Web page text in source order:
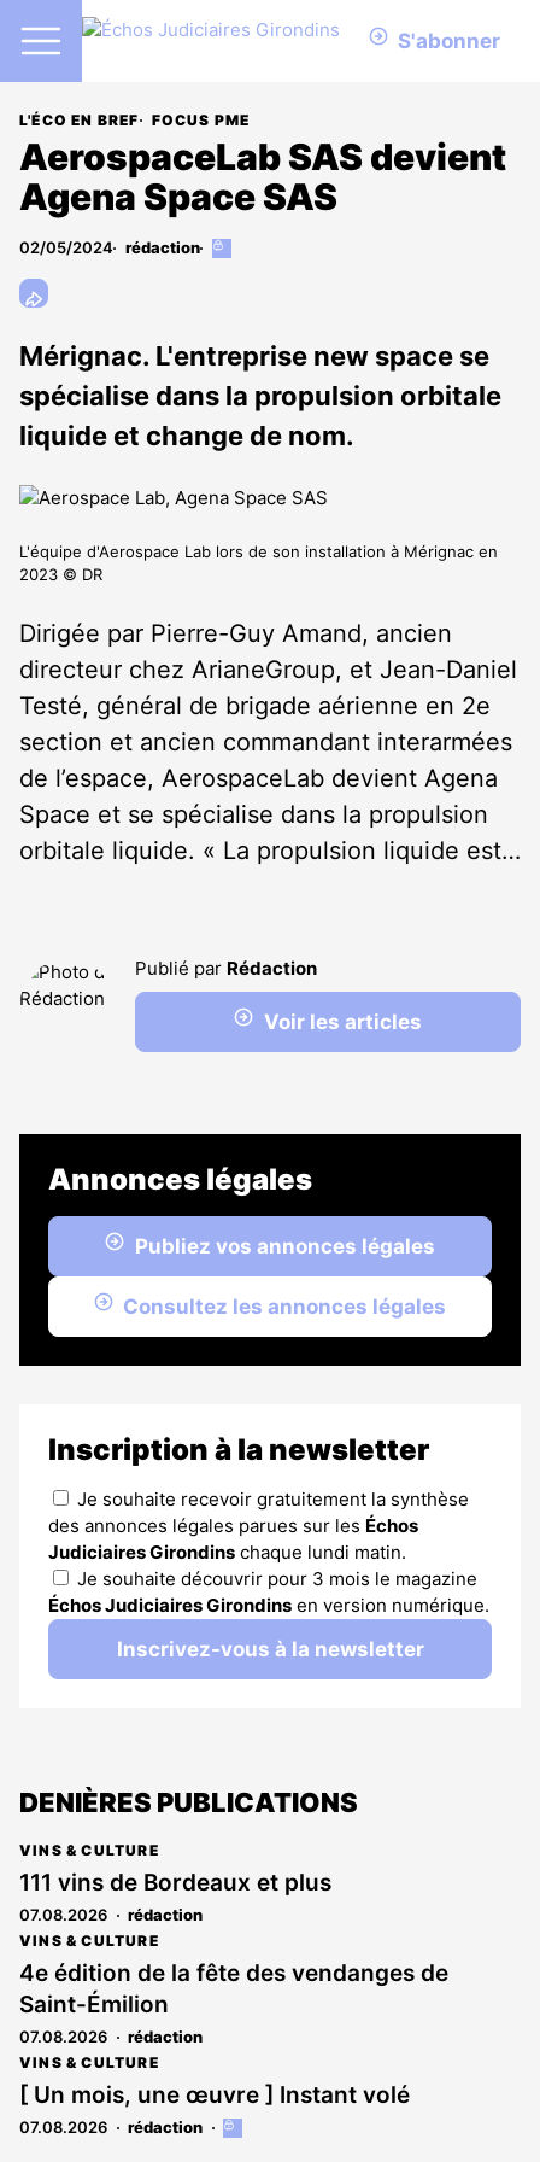
S'abonner
L'ÉCO EN BREF FOCUS PME
AerospaceLab SAS devient
Agena Space SAS
02/05/2024 rédaction
Cet
abonnés
Mérignac. L'entreprise new space se
spécialise dans la propulsion orbitale
liquide et change de nom.
L'équipe d'Aerospace Lab lors de son installation à Mérignac en
2023 © DR
Dirigée par Pierre-Guy Amand, ancien
directeur chez ArianeGroup, et Jean-Daniel
Testé, général de brigade aérienne en 2e
section et ancien commandant interarmées
de l’espace, AerospaceLab devient Agena
Space et se spécialise dans la propulsion
orbitale liquide. « La propulsion liquide est…
Publié par Rédaction
Voir les articles
Annonces légales
Publiez vos annonces légales
Consultez les annonces légales
Inscription à la newsletter
Je souhaite recevoir gratuitement la synthèse
des annonces légales parues sur les Échos
Judiciaires Girondins chaque lundi matin.
Je souhaite découvrir pour 3 mois le magazine
Échos Judiciaires Girondins en version numérique.
Inscrivez-vous à la newsletter
DENIÈRES PUBLICATIONS
VINS & CULTURE
111 vins de Bordeaux et plus
07.08.2026 rédaction
VINS & CULTURE
4e édition de la fête des vendanges de
Saint-Émilion
07.08.2026 rédaction
VINS & CULTURE
[ Un mois, une œuvre ] Instant volé
07.08.2026 rédaction
Cet